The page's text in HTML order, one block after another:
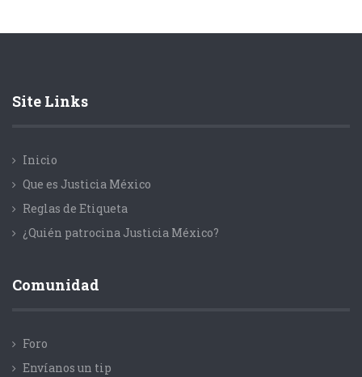
Site Links
Inicio
Que es Justicia México
Reglas de Etiqueta
¿Quién patrocina Justicia México?
Comunidad
Foro
Envíanos un tip